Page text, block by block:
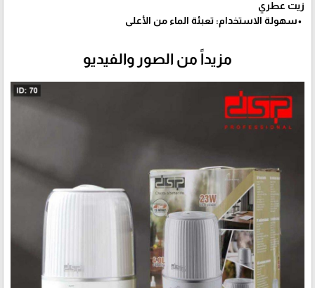
زيت عطري
•سهولة الاستخدام: تعبئة الماء من الأعلى
مزيداً من الصور والفيديو